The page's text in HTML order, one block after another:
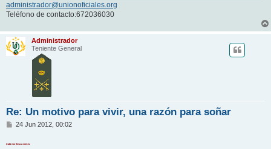
administrador@unionoficiales.org
Teléfono de contacto:672036030
Administrador
Teniente General
Re: Un motivo para vivir, una razón para soñar
M
24 Jun 2012, 00:02
Xabi nos lleva a semis